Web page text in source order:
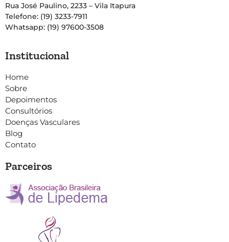
Rua José Paulino, 2233 – Vila Itapura
Telefone: (19) 3233-7911
Whatsapp: (19) 97600-3508
Institucional
Home
Sobre
Depoimentos
Consultórios
Doenças Vasculares
Blog
Contato
Parceiros